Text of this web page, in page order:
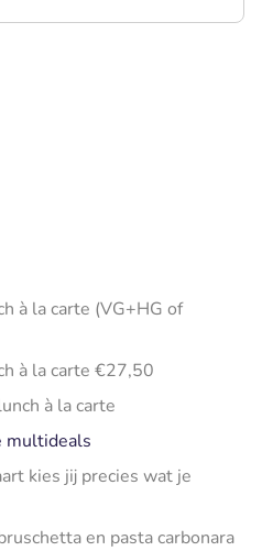
à la carte (VG+HG of
à la carte €27,50
à la carte
multideals
kies jij precies wat je
en pasta carbonara